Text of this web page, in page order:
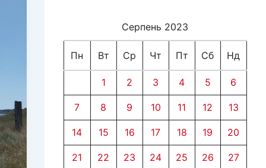
Серпень 2023
Пн Вт Ср Чт Пт Сб Нд
1 2 3 4 5 6
7 8 9 10 11 12 13
14 15 16 17 18 19 20
21 22 23 24 25 26 27